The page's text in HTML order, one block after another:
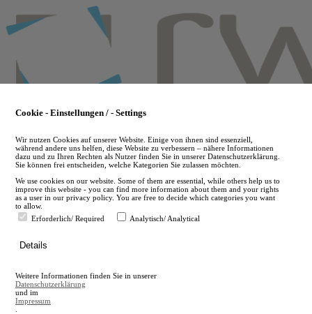
to
main
en
A
A
Cookie - Einstellungen / - Settings
Wir nutzen Cookies auf unserer Website. Einige von ihnen sind essenziell,
während andere uns helfen, diese Website zu verbessern – nähere Informationen
dazu und zu Ihren Rechten als Nutzer finden Sie in unserer Datenschutzerklärung.
Sie können frei entscheiden, welche Kategorien Sie zulassen möchten.
We use cookies on our website. Some of them are essential, while others help us to
improve this website - you can find more information about them and your rights
as a user in our privacy policy. You are free to decide which categories you want
to allow.
Erforderlich/ Required
Analytisch/ Analytical
Details
Weitere Informationen finden Sie in unserer
Datenschutzerklärung
und im
Impressum